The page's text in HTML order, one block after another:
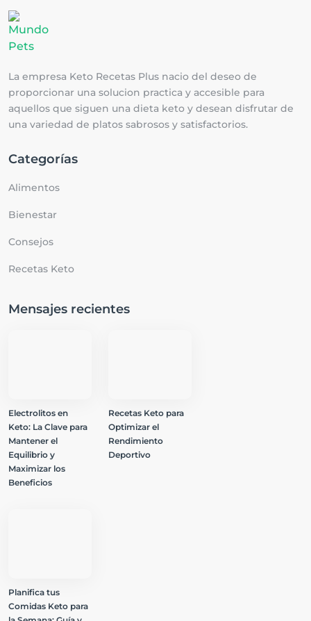
La empresa Keto Recetas Plus nacio del deseo de
proporcionar una solucion practica y accesible para
aquellos que siguen una dieta keto y desean disfrutar de
una variedad de platos sabrosos y satisfactorios.
Categorías
Alimentos
Bienestar
Consejos
Recetas Keto
Mensajes recientes
Electrolitos en
Keto: La Clave para
Mantener el
Equilibrio y
Maximizar los
Beneficios
Recetas Keto para
Optimizar el
Rendimiento
Deportivo
Planifica tus
Comidas Keto para